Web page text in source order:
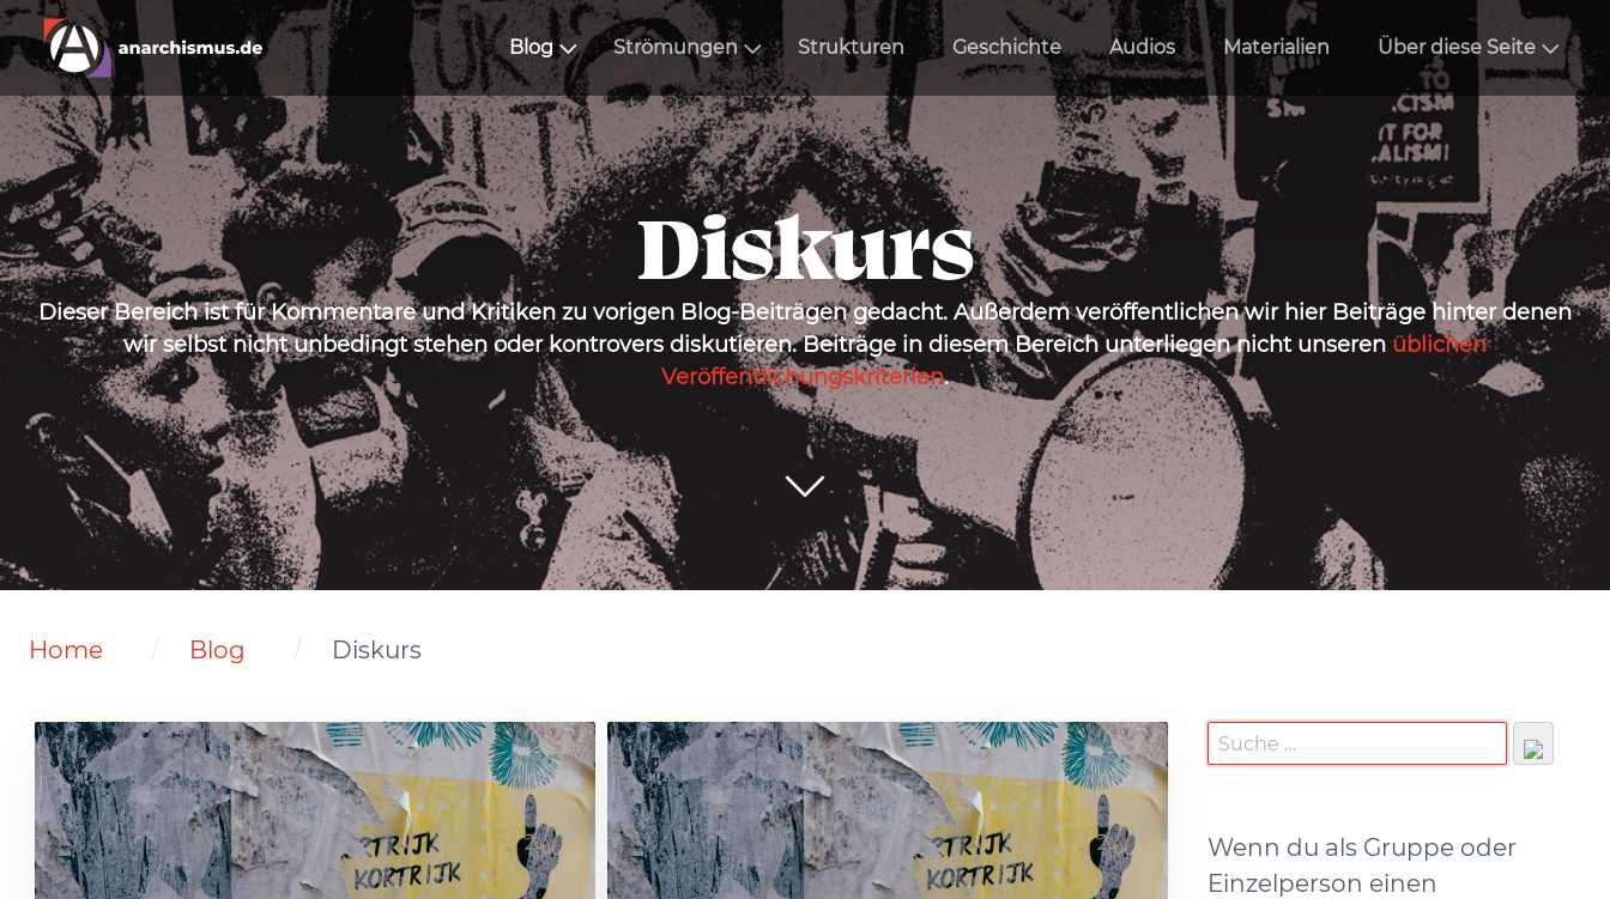
Blog Strömungen Strukturen Geschichte Audios Materialien Über diese Seite
Diskurs
Dieser Bereich ist für Kommentare und Kritiken zu vorigen Blog-Beiträgen gedacht. Außerdem veröffentlichen wir hier Beiträge hinter denen
wir selbst nicht unbedingt stehen oder kontrovers diskutieren. Beiträge in diesem Bereich unterliegen nicht unserenüblichen
Veröffentlichungskriterien.
Home Blog Diskurs
Wenn du als Gruppe oder
Einzelperson einen